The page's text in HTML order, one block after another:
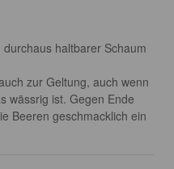
haltbarer Schaum
zur Geltung, auch wenn
wässrig ist. Gegen Ende
Beeren geschmacklich ein